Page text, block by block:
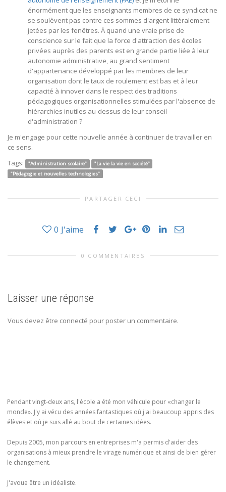
énormément que les enseignants membres de ce syndicat ne
se soulèvent pas contre ces sommes d'argent littéralement
jetées par les fenêtres. À quand une vraie prise de
conscience sur le fait que la force d'attraction des écoles
privées auprès des parents est en grande partie liée à leur
autonomie administrative, au grand sentiment
d'appartenance développé par les membres de leur
organisation dont le taux de roulement est bas et à leur
capacité à innover dans le respect des traditions
pédagogiques organisationnelles stimulées par l'absence de
hiérarchies inutiles au-dessus de leur conseil
d'administration ?
Je m'engage pour cette nouvelle année à continuer de travailler en
ce sens.
Tags:
"Administration scolaire"
"La vie la vie en société"
"Pédagogie et nouvelles technologies"
PARTAGER CECI
0 J'aime
0 COMMENTAIRES
Laisser une réponse
Vous devez être connecté pour poster un commentaire.
Pendant vingt-deux ans, l'école a été mon véhicule pour «changer le
monde». J'y ai vécu des années fantastiques où j'ai beaucoup appris des
élèves et où je suis allé au bout de certaines idées.
Depuis 2005, mon parcours en entreprises m'a permis d'aider des
organisations à mieux prendre le virage numérique et ainsi de bien gérer
le changement.
J'avoue être un idéaliste.